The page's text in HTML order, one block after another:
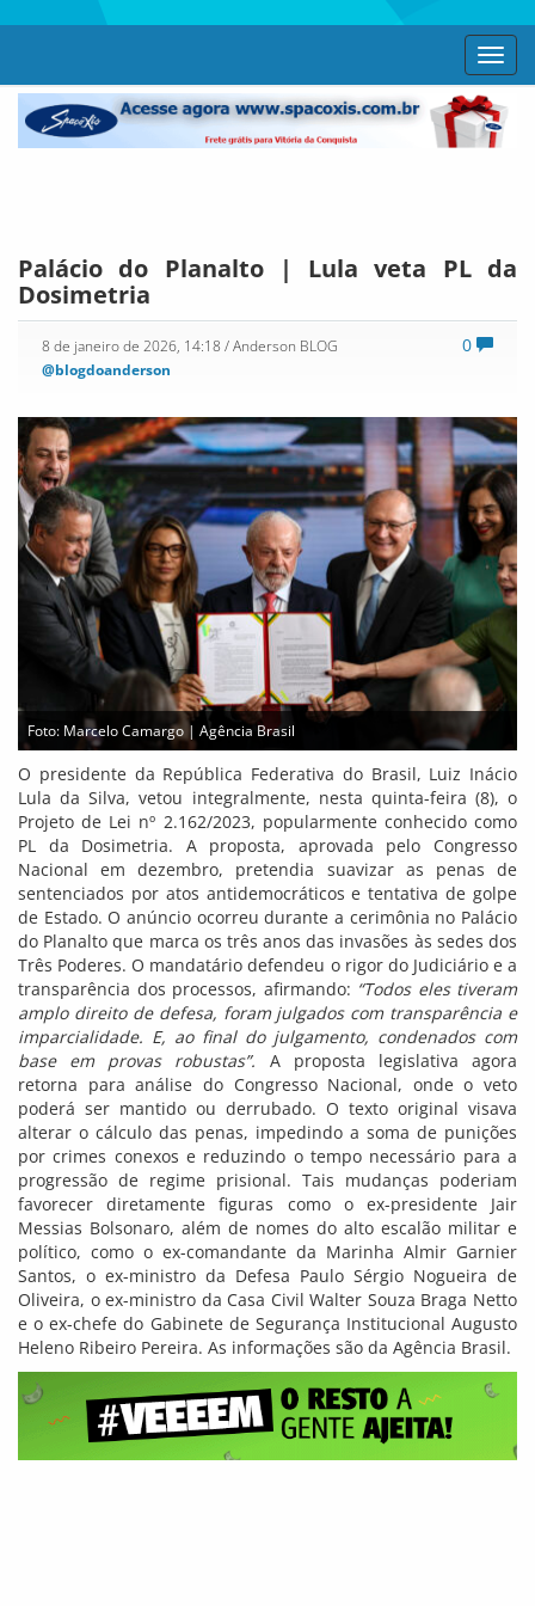
Palácio do Planalto | Lula veta PL da
Dosimetria
0
8 de janeiro de 2026, 14:18 / Anderson BLOG
@blogdoanderson
Foto: Marcelo Camargo | Agência Brasil
O presidente da República Federativa do Brasil, Luiz Inácio
Lula da Silva, vetou integralmente, nesta quinta-feira (8), o
Projeto de Lei nº 2.162/2023, popularmente conhecido como
PL da Dosimetria. A proposta, aprovada pelo Congresso
Nacional em dezembro, pretendia suavizar as penas de
sentenciados por atos antidemocráticos e tentativa de golpe
de Estado. O anúncio ocorreu durante a cerimônia no Palácio
do Planalto que marca os três anos das invasões às sedes dos
Três Poderes. O mandatário defendeu o rigor do Judiciário e a
transparência dos processos, afirmando: “Todos eles tiveram
amplo direito de defesa, foram julgados com transparência e
imparcialidade. E, ao final do julgamento, condenados com
base em provas robustas”. A proposta legislativa agora
retorna para análise do Congresso Nacional, onde o veto
poderá ser mantido ou derrubado. O texto original visava
alterar o cálculo das penas, impedindo a soma de punições
por crimes conexos e reduzindo o tempo necessário para a
progressão de regime prisional. Tais mudanças poderiam
favorecer diretamente figuras como o ex-presidente Jair
Messias Bolsonaro, além de nomes do alto escalão militar e
político, como o ex-comandante da Marinha Almir Garnier
Santos, o ex-ministro da Defesa Paulo Sérgio Nogueira de
Oliveira, o ex-ministro da Casa Civil Walter Souza Braga Netto
e o ex-chefe do Gabinete de Segurança Institucional Augusto
Heleno Ribeiro Pereira. As informações são da Agência Brasil.